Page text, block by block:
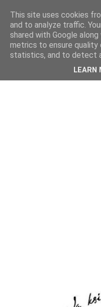
This site uses cookies
and to analyze traffic.
shared with Google
metrics to ensure quality
statistics, and to detect
LEARN